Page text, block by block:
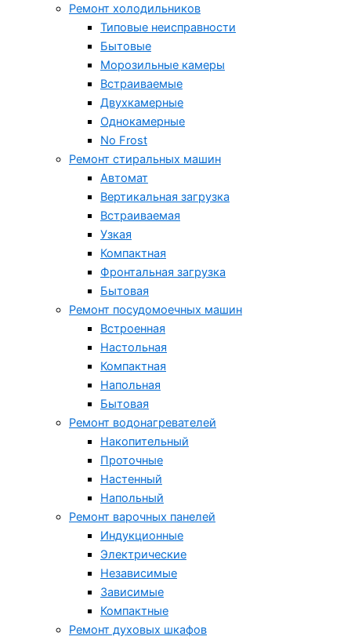
Ремонт холодильников
Типовые неисправности
Бытовые
Морозильные камеры
Встраиваемые
Двухкамерные
Однокамерные
No Frost
Ремонт стиральных машин
Автомат
Вертикальная загрузка
Встраиваемая
Узкая
Компактная
Фронтальная загрузка
Бытовая
Ремонт посудомоечных машин
Встроенная
Настольная
Компактная
Напольная
Бытовая
Ремонт водонагревателей
Накопительный
Проточные
Настенный
Напольный
Ремонт варочных панелей
Индукционные
Электрические
Независимые
Зависимые
Компактные
Ремонт духовых шкафов